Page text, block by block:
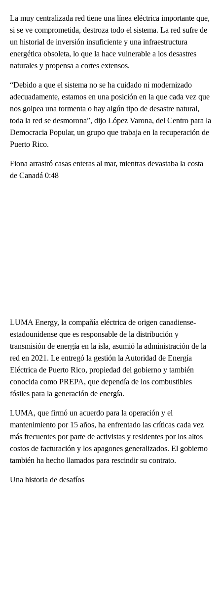
La muy centralizada red tiene una línea eléctrica importante que,
si se ve comprometida, destroza todo el sistema. La red sufre de
un historial de inversión insuficiente y una infraestructura
energética obsoleta, lo que la hace vulnerable a los desastres
naturales y propensa a cortes extensos.
“Debido a que el sistema no se ha cuidado ni modernizado
adecuadamente, estamos en una posición en la que cada vez que
nos golpea una tormenta o hay algún tipo de desastre natural,
toda la red se desmorona”, dijo López Varona, del Centro para la
Democracia Popular, un grupo que trabaja en la recuperación de
Puerto Rico.
Fiona arrastró casas enteras al mar, mientras devastaba la costa
de Canadá 0:48
LUMA Energy, la compañía eléctrica de origen canadiense-
estadounidense que es responsable de la distribución y
transmisión de energía en la isla, asumió la administración de la
red en 2021. Le entregó la gestión la Autoridad de Energía
Eléctrica de Puerto Rico, propiedad del gobierno y también
conocida como PREPA, que dependía de los combustibles
fósiles para la generación de energía.
LUMA, que firmó un acuerdo para la operación y el
mantenimiento por 15 años, ha enfrentado las críticas cada vez
más frecuentes por parte de activistas y residentes por los altos
costos de facturación y los apagones generalizados. El gobierno
también ha hecho llamados para rescindir su contrato.
Una historia de desafíos